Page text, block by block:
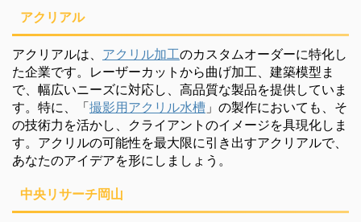
アクリアル
アクリアルは、 アクリル加工のカスタムオーダーに特化し
た企業です。レーザーカットから曲げ加工、建築模型ま
で、幅広いニーズに対応し、高品質な製品を提供していま
す。特に、「撮影用アクリル水槽 」の製作においても、そ
の技術力を活かし、クライアントのイメージを具現化しま
す。アクリルの可能性を最大限に引き出すアクリアルで、
あなたのアイデアを形にしましょう。
中央リサーチ岡山